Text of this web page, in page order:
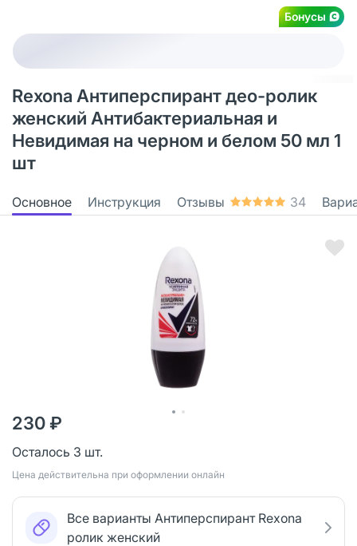
Бонусы
Rexona Антиперспирант део-ролик
женский Антибактериальная и
Невидимая на черном и белом 50 мл 1
шт
Основное Инструкция Отзывы 34
230 ₽
Осталось 3 шт.
Цена действительна при оформлении онлайн
Все варианты Антиперспирант Rexona
ролик женский